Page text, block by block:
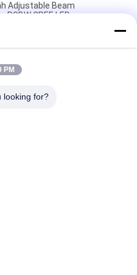
Adjustable Beam
CREE LED
Bawah Tanah Luar Ruangan
Di Bawah Tanah
PM
looking for?